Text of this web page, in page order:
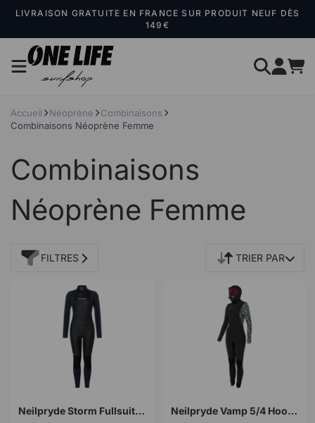
LIVRAISON GRATUITE EN FRANCE SUR PRODUIT NEUF DÈS
149€
Accueil Néoprène
Combinaisons
Combinaisons Néoprène Femme
Combinaisons
Néoprène Femme
FILTRES TRIER PAR
Neilpryde Storm Fullsuit 5/4 BZ 2026 Neilpryde Vamp 5/4 Hooded GBS FZ 2026